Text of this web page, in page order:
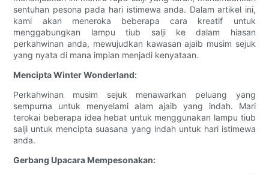
sentuhan pesona pada hari istimewa anda. Dalam artikel ini,
kami akan meneroka beberapa cara kreatif untuk
menggabungkan lampu tiub salji ke dalam hiasan
perkahwinan anda, mewujudkan kawasan ajaib musim sejuk
yang nyata di mana impian menjadi kenyataan.
Mencipta Winter Wonderland:
Perkahwinan musim sejuk menawarkan peluang yang
sempurna untuk menyelami alam ajaib yang indah. Mari
terokai beberapa idea hebat untuk menggunakan lampu tiub
salji untuk mencipta suasana yang indah untuk hari istimewa
anda.
Gerbang Upacara Mempesonakan: